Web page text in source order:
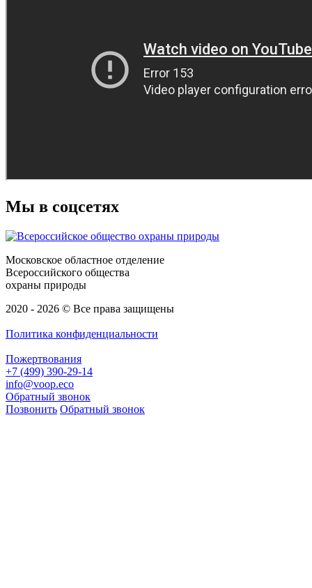
Мы в соцсетях
Московское областное отделение
Всероссийского общества
охраны природы
2020 - 2026 © Все права защищены
Политика конфиденциальности
Пожертвования
+7 (499) 390-29-14
info@voop.eco
Обратный звонок
Позвонить Обратный звонок